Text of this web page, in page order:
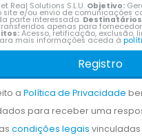
Real Solutions S.L.U. Objetivo:
site e/ou envio de comunicações
parte interessada.
apenas para
Acesso, retificação, exclusão,
mais informações aceda à
Registro
aPolítica de Privacidade
para receber uma
condições legais